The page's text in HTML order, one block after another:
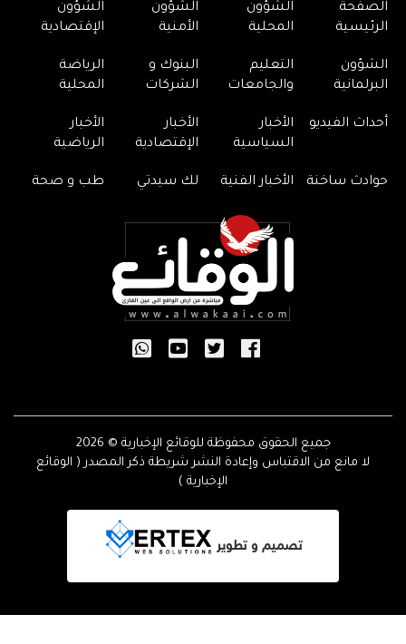
الصفحة
الرئيسية
الشؤون
المحلية
الشؤون
الأمنية
الشؤون
الإقتصادية
الشؤون
البرلمانية
التعليم
والجامعات
البنوك و
الشركات
الرياضة
المحلية
أحداث الفيديو
الأخبار
السياسية
الأخبار
الإقتصادية
الأخبار
الرياضية
حوادث ساخنة الأخبار الفنية لك سيدتي طب و صحة
جميع الحقوق محفوظة للوقائع الإخبارية © 2026
لا مانع من الاقتباس وإعادة النشر شريطة ذكر المصدر ( الوقائع
الإخبارية )
تصميم و تطوير